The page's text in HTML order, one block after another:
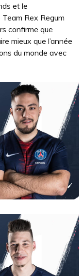
et le
Rex Regum
confirme que
mieux que l’année
du monde avec